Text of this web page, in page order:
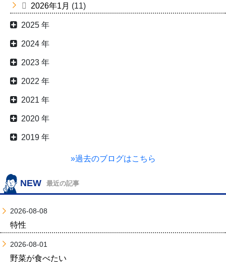
2026年1月 (11)
2025 年
2024 年
2023 年
2022 年
2021 年
2020 年
2019 年
»過去のブログはこちら
NEW 最近の記事
2026-08-08
特性
2026-08-01
野菜が食べたい